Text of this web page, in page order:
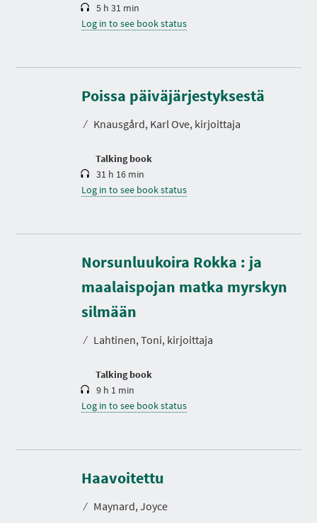
5 h 31 min
Log in to see book status
Poissa päiväjärjestyksestä
⁄ Knausgård, Karl Ove, kirjoittaja
Talking book
D
r
a
i
31 h 16 min
Log in to see book status
Norsunluukoira Rokka : ja
maalaispojan matka myrskyn
silmään
⁄ Lahtinen, Toni, kirjoittaja
Talking book
D
u
r
a
i
9 h 1 min
Log in to see book status
Haavoitettu
⁄ Maynard, Joyce
D
r
a
i